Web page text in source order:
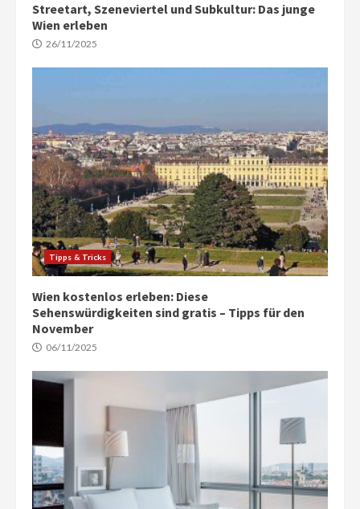
Streetart, Szeneviertel und Subkultur: Das junge
Wien erleben
26/11/2025
Tipps & Tricks
Wien kostenlos erleben: Diese
Sehenswürdigkeiten sind gratis – Tipps für den
November
06/11/2025